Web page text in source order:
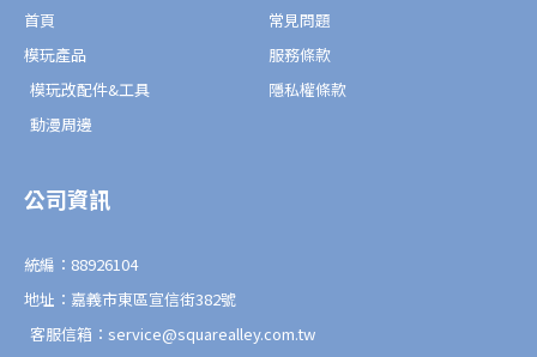
首頁
模玩產品
模玩改配件&工具
動漫周邊
常見問題
服務條款
隱私權條款
公司資訊
統編：88926104
地址：嘉義市東區宣信街382號
客服信箱：service@squarealley.com.tw